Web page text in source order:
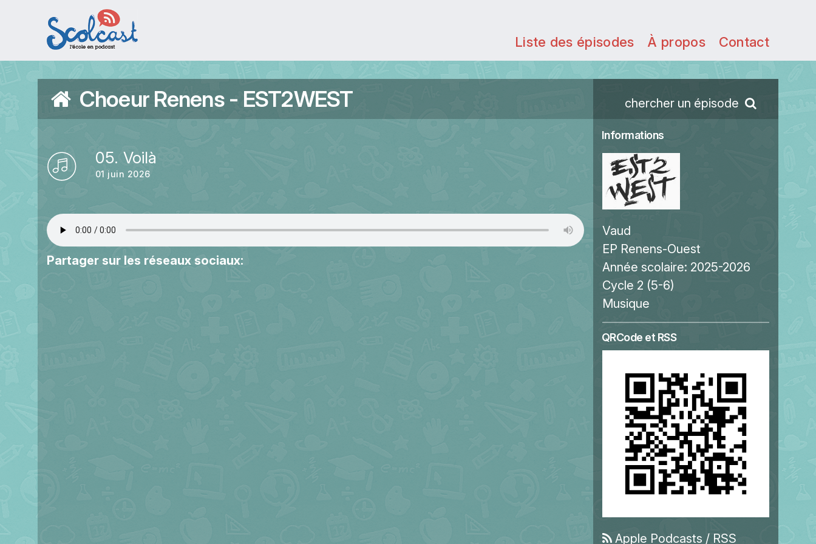
Aller au contenu principal
Liste des épisodes À propos Contact
Choeur Renens - EST2WEST chercher un épisode
05. Voilà
01 juin 2026
Partager sur les réseaux sociaux:
Informations
Vaud
EP Renens-Ouest
Année scolaire: 2025-2026
Cycle 2 (5-6)
Musique
QRCode et RSS
Apple Podcasts / RSS